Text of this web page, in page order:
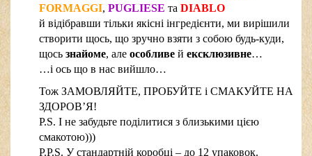
FORMAGGI, PUGLIESE та DIABLO
й відібравши тільки якісні інгредієнти, ми вирішили
створити щось, що зручно взяти з собою будь-куди,
щось знайоме, але особливе й ексклюзивне…
…і ось що в нас вийшло…
Тож ЗАМОВЛЯЙТЕ, ПРОБУЙТЕ і СМАКУЙТЕ НА
ЗДОРОВ’Я!
P.S. І не забудьте поділитися з близькими цією
смакотою)))
P.P.S. У стандартній коробці – до 12 упаковок.